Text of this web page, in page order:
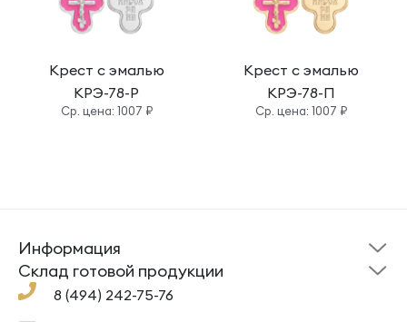
Крест с эмалью
КРЭ-78-Р
Cр. цена: 1007 ₽
Крест с эмалью
КРЭ-78-П
Cр. цена: 1007 ₽
8 (494) 242-75-76
Информация
Склад готовой
продукции
Под заказ
Помощь
Cклад готовой продукции
Кресты
Кольца
Ложки